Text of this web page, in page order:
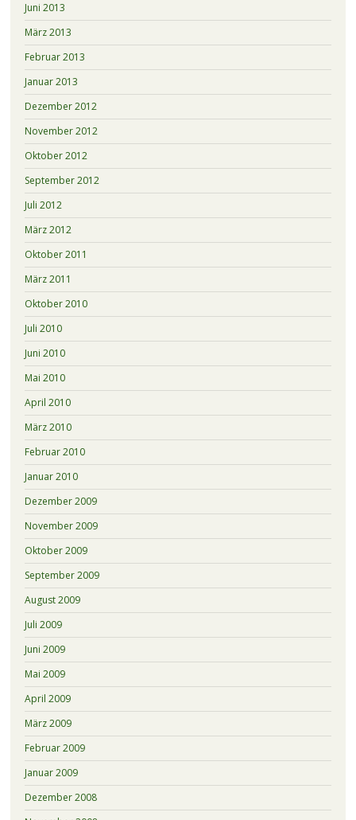
Juni 2013
März 2013
Februar 2013
Januar 2013
Dezember 2012
November 2012
Oktober 2012
September 2012
Juli 2012
März 2012
Oktober 2011
März 2011
Oktober 2010
Juli 2010
Juni 2010
Mai 2010
April 2010
März 2010
Februar 2010
Januar 2010
Dezember 2009
November 2009
Oktober 2009
September 2009
August 2009
Juli 2009
Juni 2009
Mai 2009
April 2009
März 2009
Februar 2009
Januar 2009
Dezember 2008